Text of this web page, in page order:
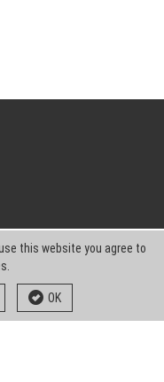
this website you agree to
OK